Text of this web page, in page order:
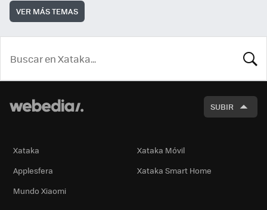
VER MÁS TEMAS
SUBIR
Xataka
Xataka Móvil
Applesfera
Xataka Smart Home
Mundo Xiaomi